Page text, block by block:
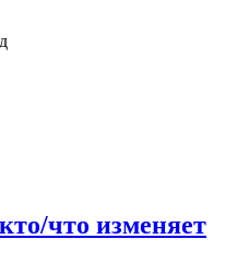
что изменяет